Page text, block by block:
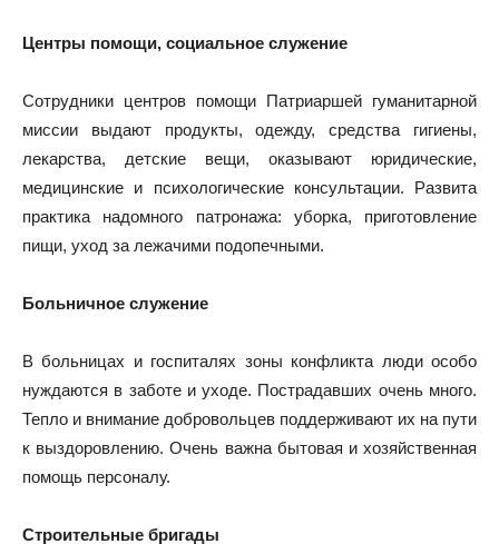
Центры помощи, социальное служение
Сотрудники центров помощи Патриаршей гуманитарной
миссии выдают продукты, одежду, средства гигиены,
лекарства, детские вещи, оказывают юридические,
медицинские и психологические консультации. Развита
практика надомного патронажа: уборка, приготовление
пищи, уход за лежачими подопечными.
Больничное служение
В больницах и госпиталях зоны конфликта люди особо
нуждаются в заботе и уходе. Пострадавших очень много.
Тепло и внимание добровольцев поддерживают их на пути
к выздоровлению. Очень важна бытовая и хозяйственная
помощь персоналу.
Строительные бригады